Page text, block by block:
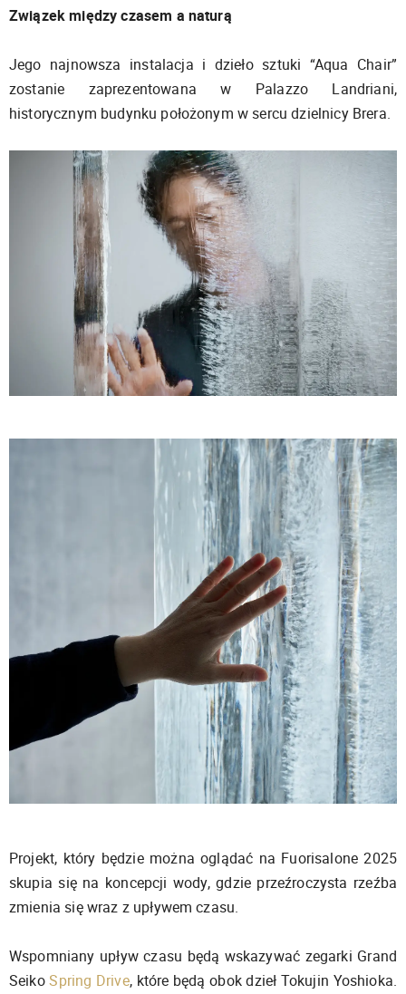
Związek między czasem a naturą
Jego najnowsza instalacja i dzieło sztuki “Aqua Chair”
zostanie zaprezentowana w Palazzo Landriani,
historycznym budynku położonym w sercu dzielnicy Brera.
Projekt, który będzie można oglądać na Fuorisalone 2025
skupia się na koncepcji wody, gdzie przeźroczysta rzeźba
zmienia się wraz z upływem czasu.
Wspomniany upływ czasu będą wskazywać zegarki Grand
SeikoSpring Drive, które będą obok dzieł Tokujin Yoshioka.